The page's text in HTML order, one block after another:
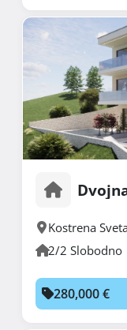
Kostrena
2/2 Slobodno
280,000 €